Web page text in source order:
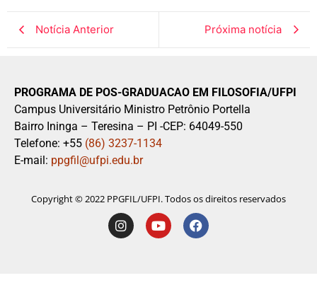
Notícia Anterior Próxima notícia
PROGRAMA DE POS-GRADUACAO EM FILOSOFIA/UFPI
Campus Universitário Ministro Petrônio Portella
Bairro Ininga – Teresina – PI -CEP: 64049-550
Telefone: +55 (86) 3237-1134
E-mail: ppgfil@ufpi.edu.br
Copyright © 2022 PPGFIL/UFPI. Todos os direitos reservados